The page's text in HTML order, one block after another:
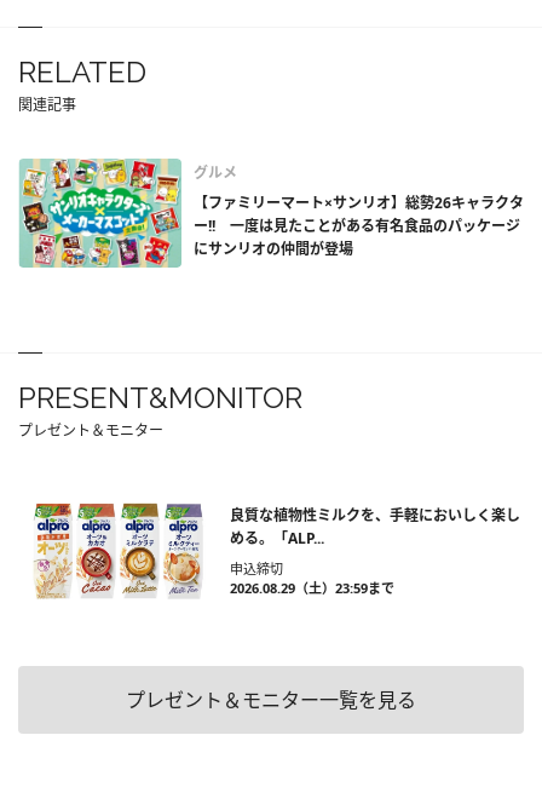
RELATED
関連記事
グルメ
【ファミリーマート×サンリオ】総勢26キャラクタ
ー!! 一度は見たことがある有名食品のパッケージ
にサンリオの仲間が登場
PRESENT&MONITOR
プレゼント＆モニター
良質な植物性ミルクを、手軽においしく楽し
める。「ALP...
申込締切
2026.08.29（土）23:59まで
プレゼント＆モニター一覧を見る